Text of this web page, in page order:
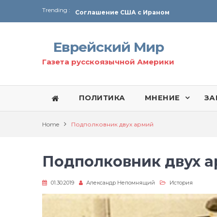
Trending :
Соглашение США с Ираном
Технология Революции в Иране
От Ирана до Ливана и Газы
Еврейский Мир
Газета русскоязычной Америки
ПОЛИТИКА МНЕНИЕ
Home Подполковник двух армий
Подполковник двух
01.30.2019 Александр Непомнящий История